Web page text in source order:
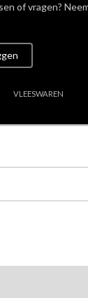
of vragen?
VLEESWAREN